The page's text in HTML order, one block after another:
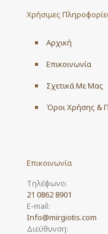
Χρήσιμες
Αρχική
Επικοινωνία
Σχετικά Με Μας
Όροι Χρήσης &
Επικοινωνία
Τηλέφωνο:
21 0862 8901
E-mail:
Info@mirgiotis.com
Διεύθυνση: